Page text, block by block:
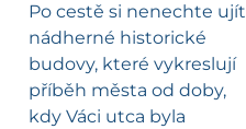
Po cestě si nenechte ujít
nádherné historické
budovy, které vykreslují
příběh města od doby,
kdy Váci utca byla